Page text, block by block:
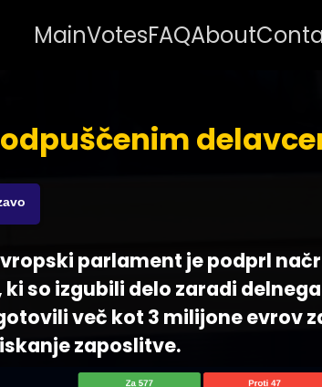
MainVotesFAQAbout
parlament je podprl
ki so izgubili delo zaradi
več kot 3 milijone evrov
zaposlitve.